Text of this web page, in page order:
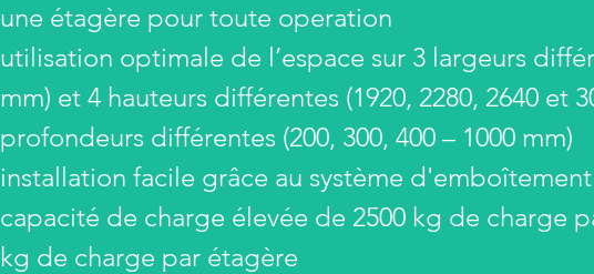
une étagère pour toute operation
utilisation optimale de l’espace sur 3 largeurs
mm) et 4 hauteurs différentes (1920, 2280, 2640 et
profondeurs différentes (200, 300, 400 – 1000 mm)
installation facile grâce au système d'emboîtement
capacité de charge élevée de 2500 kg de charge
kg de charge par étagère